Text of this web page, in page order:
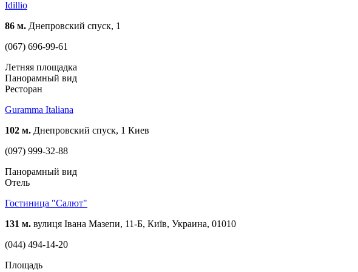
Idillio
86 м. Днепровский спуск, 1
(067) 696-99-61
Летняя площадка
Панорамный вид
Ресторан
Guramma Italiana
102 м. Днепровский спуск, 1 Киев
(097) 999-32-88
Панорамный вид
Отель
Гостиница "Салют"
131 м. вулиця Івана Мазепи, 11-Б, Київ, Украина, 01010
(044) 494-14-20
Площадь